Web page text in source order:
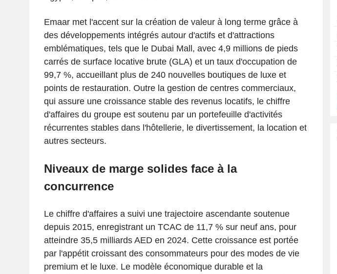
Emaar met l'accent sur la création de valeur à long terme grâce à
des développements intégrés autour d'actifs et d'attractions
emblématiques, tels que le Dubai Mall, avec 4,9 millions de pieds
carrés de surface locative brute (GLA) et un taux d'occupation de
99,7 %, accueillant plus de 240 nouvelles boutiques de luxe et
points de restauration. Outre la gestion de centres commerciaux,
qui assure une croissance stable des revenus locatifs, le chiffre
d'affaires du groupe est soutenu par un portefeuille d'activités
récurrentes stables dans l'hôtellerie, le divertissement, la location et
autres secteurs.
Niveaux de marge solides face à la
concurrence
Le chiffre d'affaires a suivi une trajectoire ascendante soutenue
depuis 2015, enregistrant un TCAC de 11,7 % sur neuf ans, pour
atteindre 35,5 milliards AED en 2024. Cette croissance est portée
par l'appétit croissant des consommateurs pour des modes de vie
premium et le luxe. Le modèle économique durable et la